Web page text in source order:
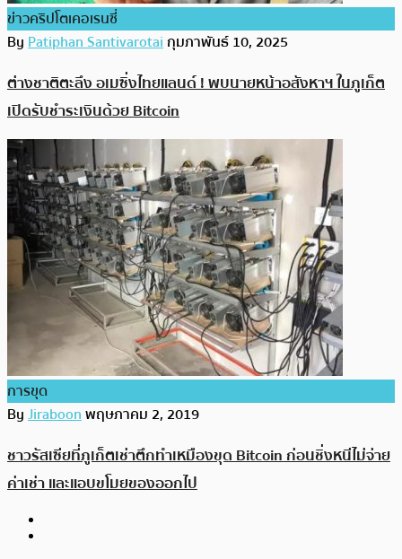
ข่าวคริปโตเคอเรนซี่
ByPatiphan Santivarotaiกุมภาพันธ์ 10, 2025
ต่างชาติตะลึง อเมซิ่งไทยแลนด์ ! พบนายหน้าอสังหาฯ ในภูเก็ต
เปิดรับชำระเงินด้วย Bitcoin
การขุด
ByJiraboonพฤษภาคม 2, 2019
ชาวรัสเซียที่ภูเก็ตเช่าตึกทำเหมืองขุด Bitcoin ก่อนชิ่งหนีไม่จ่าย
ค่าเช่า และแอบขโมยของออกไป